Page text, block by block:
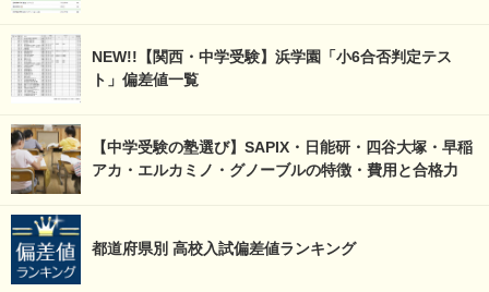
NEW!!【関西・中学受験】浜学園「小6合否判定テス
ト」偏差値一覧
【中学受験の塾選び】SAPIX・日能研・四谷大塚・早稲
アカ・エルカミノ・グノーブルの特徴・費用と合格力
都道府県別 高校入試偏差値ランキング